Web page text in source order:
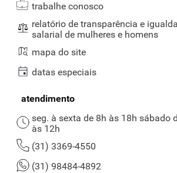
trabalhe conosco
relatório de transparência e
salarial de mulheres e homens
mapa do site
datas especiais
atendimento
seg. à sexta de 8h às 18h sábado
às 12h
(31) 3369-4550
(31) 98484-4892